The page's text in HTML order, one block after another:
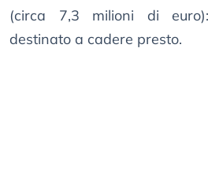
(circa 7,3 milioni di
destinato a cadere presto.